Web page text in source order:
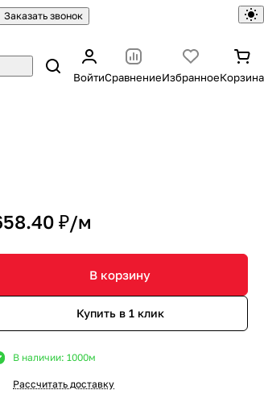
Заказать звонок
ВойтиСравнениеИзбранноеКорзина
₽/м
В корзину
Купить в 1 клик
В наличии: 1000м
Рассчитать доставку